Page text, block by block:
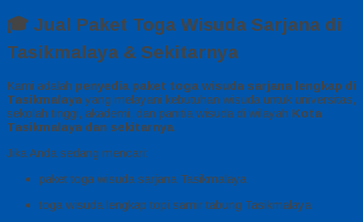
🎓 Jual Paket Toga Wisuda Sarjana di
Tasikmalaya & Sekitarnya
Kami adalah penyedia paket toga wisuda sarjana lengkap di
Tasikmalayayang melayani kebutuhan wisuda untuk universitas,
sekolah tinggi, akademi, dan panitia wisuda di wilayah Kota
Tasikmalaya dan sekitarnya.
Jika Anda sedang mencari:
paket toga wisuda sarjana Tasikmalaya
toga wisuda lengkap topi samir tabung Tasikmalaya